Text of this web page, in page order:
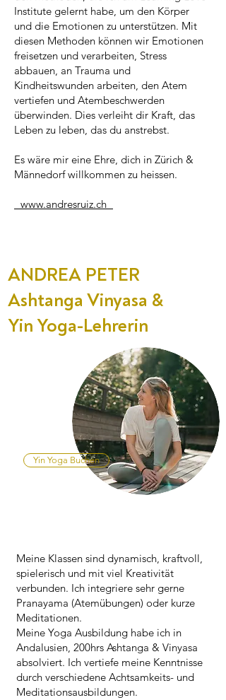
Institute gelernt habe, um den Körper
und die Emotionen zu unterstützen. Mit
diesen Methoden können wir Emotionen
freisetzen und verarbeiten, Stress
abbauen, an Trauma und
Kindheitswunden arbeiten, den Atem
vertiefen und Atembeschwerden
überwinden. Dies verleiht dir Kraft, das
Leben zu leben, das du anstrebst.
Es wäre mir eine Ehre, dich in Zürich &
Männedorf willkommen zu heissen.
www.andresruiz.ch
ANDREA PETER
Ashtanga Vinyasa &
Yin Yoga-Lehrerin
Yin Yoga Buchen
Meine Klassen sind dynamisch, kraftvoll,
spielerisch und mit viel Kreativität
verbunden. Ich integriere sehr gerne
Pranayama (Atemübungen) oder kurze
Meditationen.
Meine Yoga Ausbildung habe ich in
Andalusien, 200hrs Ashtanga & Vinyasa
absolviert. Ich vertiefe meine Kenntnisse
durch verschiedene Achtsamkeits- und
Meditationsausbildungen.